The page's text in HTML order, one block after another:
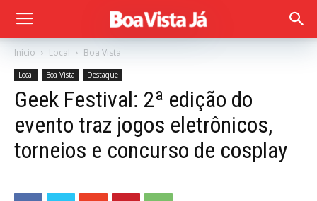
Início Local Boa Vista
Local Boa Vista Destaque
Geek Festival: 2ª edição do
evento traz jogos eletrônicos,
torneios e concurso de cosplay